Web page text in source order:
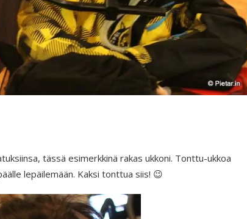
tässä esimerkkinä rakas ukkoni. Tonttu-ukkoa
lepäilemään. Kaksi tonttua siis! 😉